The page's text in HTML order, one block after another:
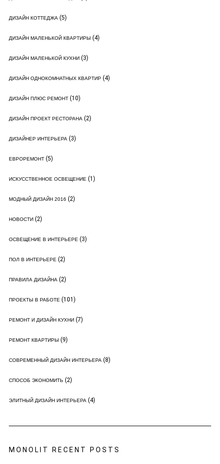
ДИЗАЙН КОТТЕДЖА(5)
ДИЗАЙН МАЛЕНЬКОЙ КВАРТИРЫ (4)
ДИЗАЙН МАЛЕНЬКОЙ КУХНИ(3)
ДИЗАЙН ОДНОКОМНАТНЫХ КВАРТИР(4)
ДИЗАЙН ПЛЮС РЕМОНТ(10)
ДИЗАЙН ПРОЕКТ РЕСТОРАНА(2)
ДИЗАЙНЕР ИНТЕРЬЕРА(3)
ЕВРОРЕМОНТ(5)
ИСКУССТВЕННОЕ ОСВЕЩЕНИЕ(1)
МОДНЫЙ ДИЗАЙН 2016 (2)
НОВОСТИ(2)
ОСВЕЩЕНИЕ В ИНТЕРЬЕРЕ(3)
ПОЛ В ИНТЕРЬЕРЕ(2)
ПРАВИЛА ДИЗАЙНА(2)
ПРОЕКТЫ В РАБОТЕ(101)
РЕМОНТ И ДИЗАЙН КУХНИ(7)
РЕМОНТ КВАРТИРЫ (9)
СОВРЕМЕННЫЙ ДИЗАЙН ИНТЕРЬЕРА(8)
СПОСОБ ЭКОНОМИТЬ (2)
ЭЛИТНЫЙ ДИЗАЙН ИНТЕРЬЕРА(4)
MONOLIT RECENT POSTS